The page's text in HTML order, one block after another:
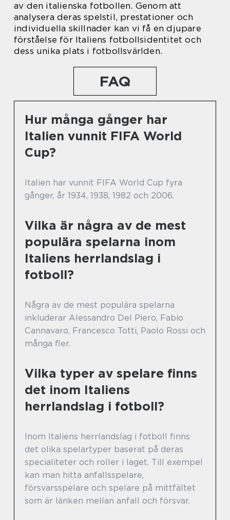
av den italienska fotbollen. Genom att
analysera deras spelstil, prestationer och
individuella skillnader kan vi få en djupare
förståelse för Italiens fotbollsidentitet och
dess unika plats i fotbollsvärlden.
FAQ
Hur många gånger har
Italien vunnit FIFA World
Cup?
Italien har vunnit FIFA World Cup fyra
gånger, år 1934, 1938, 1982 och 2006.
Vilka är några av de mest
populära spelarna inom
Italiens herrlandslag i
fotboll?
Några av de mest populära spelarna
inkluderar Alessandro Del Piero, Fabio
Cannavaro, Francesco Totti, Paolo Rossi och
många fler.
Vilka typer av spelare finns
det inom Italiens
herrlandslag i fotboll?
Inom Italiens herrlandslag i fotboll finns
det olika spelartyper baserat på deras
specialiteter och roller i laget. Till exempel
kan man hitta anfallsspelare,
försvarsspelare och spelare på mittfältet
som är länken mellan anfall och försvar.